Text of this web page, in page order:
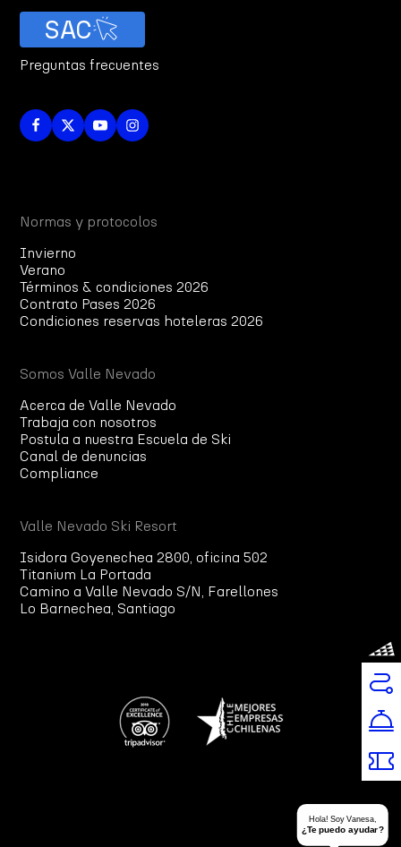
Hola! Soy Vanesa,
¿Te puedo ayudar?
SAC
Preguntas frecuentes
Normas y protocolos
Invierno
Verano
Términos & condiciones 2026
Contrato Pases 2026
Condiciones reservas hoteleras 2026
Somos Valle Nevado
Acerca de Valle Nevado
Trabaja con nosotros
Postula a nuestra Escuela de Ski
Canal de denuncias
Compliance
Valle Nevado Ski Resort
Isidora Goyenechea 2800, oficina 502
Titanium La Portada
Camino a Valle Nevado S/N, Farellones
Lo Barnechea, Santiago